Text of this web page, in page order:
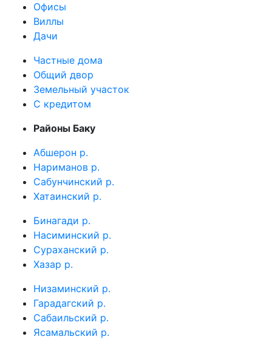
Офисы
Виллы
Дачи
Частные дома
Общий двор
Земельный участок
C кредитом
Районы Баку
Абшерон р.
Нариманов р.
Сабунчинский р.
Хатаинский р.
Бинагади р.
Насиминский р.
Сураханский р.
Хазар р.
Низаминский р.
Гарадагский р.
Сабаильский р.
Ясамальский р.